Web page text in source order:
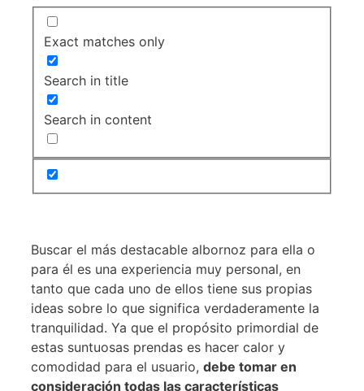
Exact matches only
Search in title
Search in content
Buscar el más destacable albornoz para ella o
para él es una experiencia muy personal, en
tanto que cada uno de ellos tiene sus propias
ideas sobre lo que significa verdaderamente la
tranquilidad. Ya que el propósito primordial de
estas suntuosas prendas es hacer calor y
comodidad para el usuario, debe tomar en
consideración todas las características